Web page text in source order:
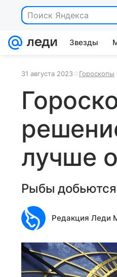
Поиск Яндекса
Звезды
31 августа 2023 Гороскопы
лучше
Рыбы добьются
Редакция Леди